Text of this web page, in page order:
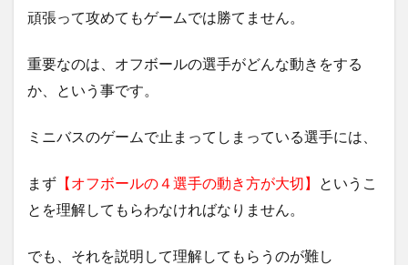
頑張って攻めてもゲームでは勝てません。
重要なのは、オフボールの選手がどんな動きをする
か、という事です。
ミニバスのゲームで止まってしまっている選手には、
まず 【オフボールの４選手の動き方が大切】
というこ
とを理解してもらわなければなりません。
でも、それを説明して理解してもらうのが難し